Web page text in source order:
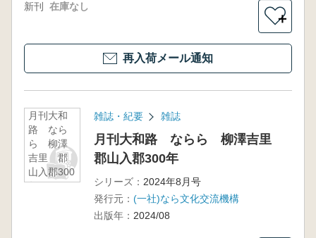
新刊 在庫なし
＋
再入荷メール通知
月刊大和
路 なら
ら 柳澤
吉里 郡
山入郡300
年
雑誌・紀要 雑誌
月刊大和路 ならら 柳澤吉里
郡山入郡300年
シリーズ： 2024年8月号
発行元： (一社)なら文化交流機構
出版年： 2024/08